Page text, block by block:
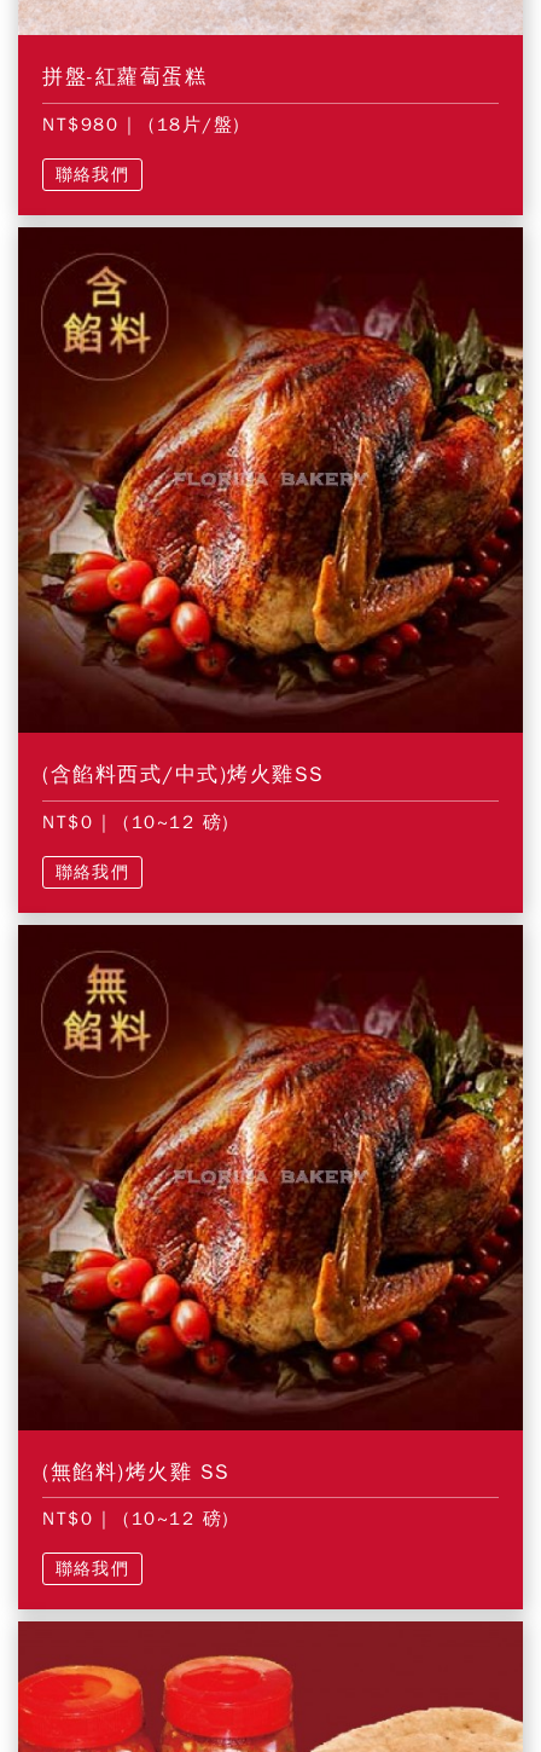
拼盤-紅蘿蔔蛋糕
NT$980 | (18片/盤)
聯絡我們
(含餡料西式/中式)烤火雞SS
NT$0 | (10~12 磅)
聯絡我們
(無餡料)烤火雞 SS
NT$0 | (10~12 磅)
聯絡我們